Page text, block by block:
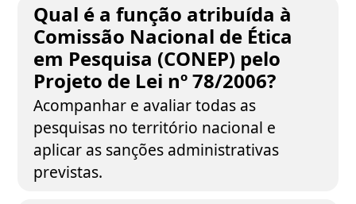
Qual é a função atribuída à
Comissão Nacional de Ética
em Pesquisa (CONEP) pelo
Projeto de Lei nº 78/2006?
Acompanhar e avaliar todas as
pesquisas no território nacional e
aplicar as sanções administrativas
previstas.